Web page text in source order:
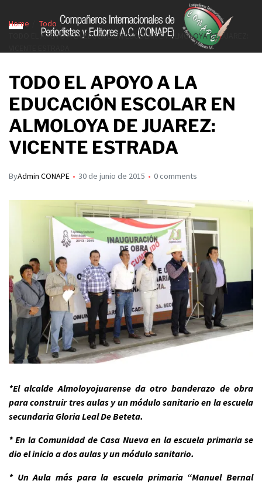
Home
Todo
TODO EL APOYO A LA EDUCACIÓN ESCOLAR EN ALMOLOYA DE JUAREZ:
TODO EL APOYO A LA
EDUCACIÓN ESCOLAR EN
ALMOLOYA DE JUAREZ:
VICENTE ESTRADA
ByAdmin CONAPE 30 de junio de 2015 0 comments
*El alcalde Almoloyojuarense da otro banderazo de obra
para construir tres aulas y un módulo sanitario en la escuela
secundaria Gloria Leal De Beteta.
* En la Comunidad de Casa Nueva en la escuela primaria se
dio el inicio a dos aulas y un módulo sanitario.
* Un Aula más para la escuela primaria “Manuel Bernal